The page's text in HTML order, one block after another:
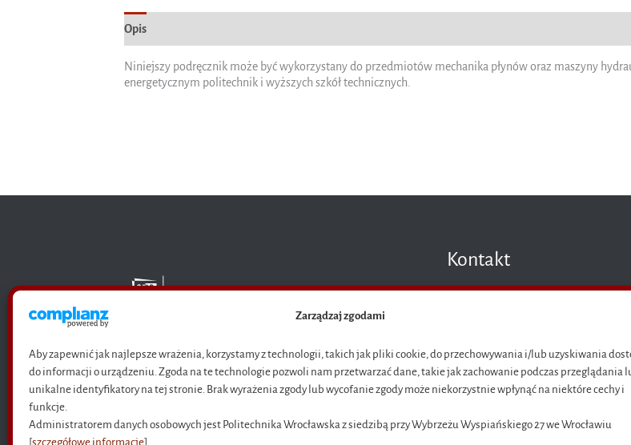
Zarządzaj zgodami
Aby zapewnić jak najlepsze wrażenia, korzystamy z technologii, takich jak pliki cookie, do przechowywania i/lub uzyskiwania
do informacji o urządzeniu. Zgoda na te technologie pozwoli nam przetwarzać dane, takie jak zachowanie podczas przeglądania
unikalne identyfikatory na tej stronie. Brak wyrażenia zgody lub wycofanie zgody może niekorzystnie wpłynąć na niektóre cechy i
funkcje.
Administratorem danych osobowych jest Politechnika Wrocławska z siedzibą przy Wybrzeżu Wyspiańskiego 27 we Wrocławiu
[szczegółowe informacje].
Opis
Niniejszy podręcznik może być wykorzystany do przedmiotów mechanika płynów oraz maszyny
energetycznym politechnik i wyższych szkół technicznych.
Księgarnia internetowa
Oficyny Wydawniczej
Kontakt
Telefon:
71 328 29 94 (sprzedaż książek)